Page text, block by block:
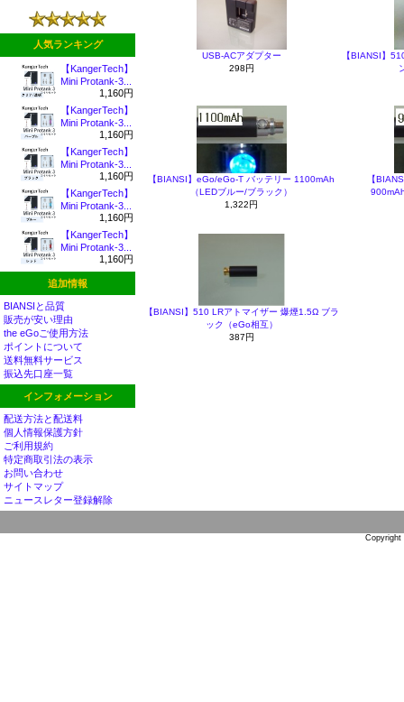
人気ランキング
【KangerTech】
Mini Protank-3...
1,160円
【KangerTech】
Mini Protank-3...
1,160円
【KangerTech】
Mini Protank-3...
1,160円
【KangerTech】
Mini Protank-3...
1,160円
【KangerTech】
Mini Protank-3...
1,160円
追加情報
BIANSIと品質
販売が安い理由
the eGoご使用方法
ポイントについて
送料無料サービス
振込先口座一覧
インフォメーション
配送方法と配送料
個人情報保護方針
ご利用規約
特定商取引法の表示
お問い合わせ
サイトマップ
ニュースレター登録解除
USB-ACアダプター
298円
【BIANSI】
【BIANSI】eGo/eGo-T バッテリー 1100mAh
（LEDブルー/ブラック）
1,322円
【
【BIANSI】510 LRアトマイザー 爆煙1.5Ω ブラ
ック（eGo相互）
387円